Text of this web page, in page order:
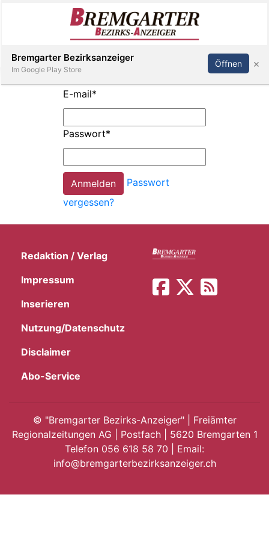
E-
App
Inserieren Abonnieren Anmelden
E-mail*
Passwort*
Passwort
vergessen?
Redaktion / Verlag
Impressum
Inserieren
Nutzung/Datenschutz
Disclaimer
Abo-Service
© "Bremgarter Bezirks-Anzeiger" | Freiämter
Regionalzeitungen AG | Postfach | 5620 Bremgarten 1
Telefon 056 618 58 70 | Email:
info@bremgarterbezirksanzeiger.ch
Bremgarter Bezirksanzeiger
Im Google Play Store
Öffnen ×